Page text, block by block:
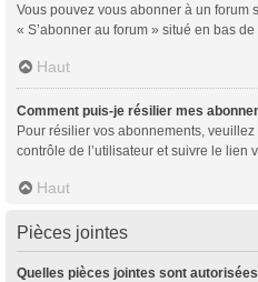
Vous pouvez vous abonner à un forum
« S’abonner au forum » situé en bas
Haut
Comment puis-je résilier mes
Pour résilier vos abonnements,
contrôle de l’utilisateur et suivre le lien
Haut
Pièces jointes
Quelles pièces jointes sont